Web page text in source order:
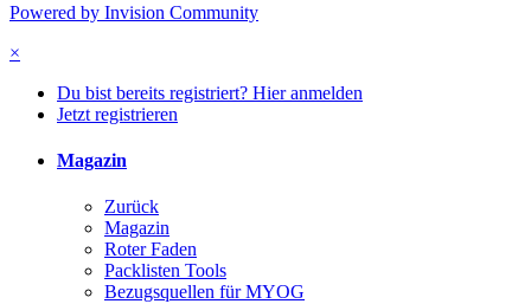
Powered by Invision Community
×
Du bist bereits registriert? Hier anmelden
Jetzt registrieren
Magazin
Zurück
Magazin
Roter Faden
Packlisten Tools
Bezugsquellen für MYOG